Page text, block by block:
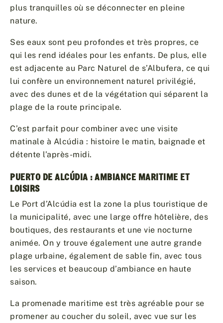
plus tranquilles où se déconnecter en pleine
nature.
Ses eaux sont peu profondes et très propres, ce
qui les rend idéales pour les enfants. De plus, elle
est adjacente au Parc Naturel de s’Albufera, ce qui
lui confère un environnement naturel privilégié,
avec des dunes et de la végétation qui séparent la
plage de la route principale.
C’est parfait pour combiner avec une visite
matinale à Alcúdia : histoire le matin, baignade et
détente l’après-midi.
PUERTO DE ALCÚDIA : AMBIANCE MARITIME ET
LOISIRS
Le Port d’Alcúdia est la zone la plus touristique de
la municipalité, avec une large offre hôtelière, des
boutiques, des restaurants et une vie nocturne
animée. On y trouve également une autre grande
plage urbaine, également de sable fin, avec tous
les services et beaucoup d’ambiance en haute
saison.
La promenade maritime est très agréable pour se
promener au coucher du soleil, avec vue sur les